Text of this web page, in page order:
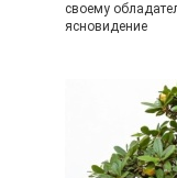
своему
ясновидение